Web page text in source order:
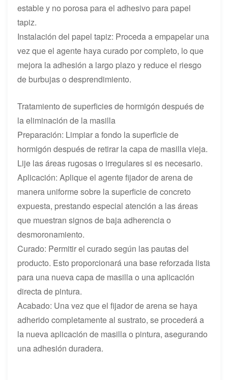
estable y no porosa para el adhesivo para papel
tapiz.
Instalación del papel tapiz: Proceda a empapelar una
vez que el agente haya curado por completo, lo que
mejora la adhesión a largo plazo y reduce el riesgo
de burbujas o desprendimiento.
Tratamiento de superficies de hormigón después de
la eliminación de la masilla
Preparación: Limpiar a fondo la superficie de
hormigón después de retirar la capa de masilla vieja.
Lije las áreas rugosas o irregulares si es necesario.
Aplicación: Aplique el agente fijador de arena de
manera uniforme sobre la superficie de concreto
expuesta, prestando especial atención a las áreas
que muestran signos de baja adherencia o
desmoronamiento.
Curado: Permitir el curado según las pautas del
producto. Esto proporcionará una base reforzada lista
para una nueva capa de masilla o una aplicación
directa de pintura.
Acabado: Una vez que el fijador de arena se haya
adherido completamente al sustrato, se procederá a
la nueva aplicación de masilla o pintura, asegurando
una adhesión duradera.